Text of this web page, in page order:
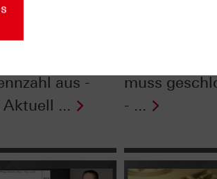
aus -
...
DAX®
muss
- ...